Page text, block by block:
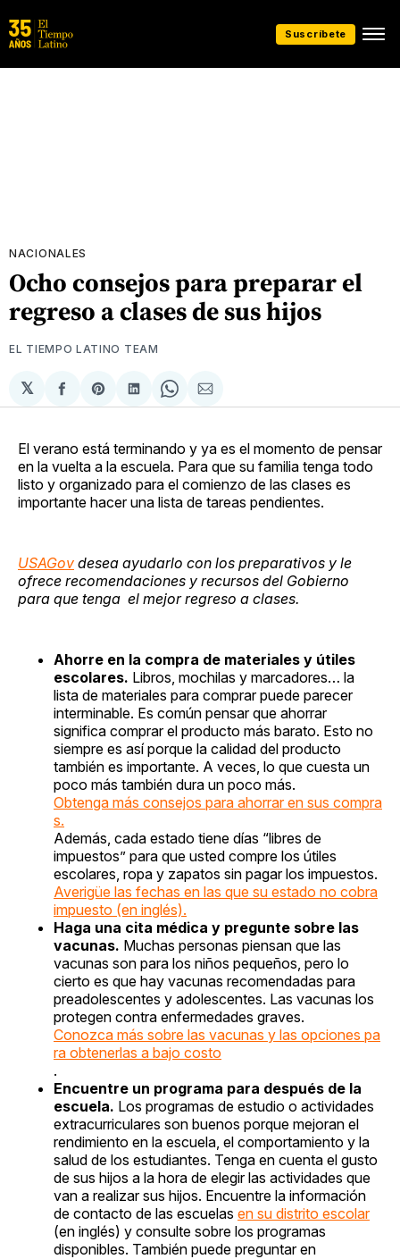
Suscríbete
NACIONALES
Ocho consejos para preparar el
regreso a clases de sus hijos
EL TIEMPO LATINO TEAM
𝕏
Compartir
en
Share
on
Compartir
en
Share
on
Compartir
via
El verano está terminando y ya es el momento de pensar
en la vuelta a la escuela. Para que su familia tenga todo
listo y organizado para el comienzo de las clases es
importante hacer una lista de tareas pendientes.
USAGov desea ayudarlo con los preparativos y le
ofrece recomendaciones y recursos del Gobierno
para que tenga el mejor regreso a clases.
Ahorre en la compra de materiales y útiles
escolares. Libros, mochilas y marcadores… la
lista de materiales para comprar puede parecer
interminable. Es común pensar que ahorrar
significa comprar el producto más barato. Esto no
siempre es así porque la calidad del producto
también es importante. A veces, lo que cuesta un
poco más también dura un poco más.
Obtenga más consejos para ahorrar en sus compra
s.
Además, cada estado tiene días “libres de
impuestos” para que usted compre los útiles
escolares, ropa y zapatos sin pagar los impuestos.
Averigüe las fechas en las que su estado no cobra
impuesto (en inglés).
Haga una cita médica y pregunte sobre las
vacunas. Muchas personas piensan que las
vacunas son para los niños pequeños, pero lo
cierto es que hay vacunas recomendadas para
preadolescentes y adolescentes. Las vacunas los
protegen contra enfermedades graves.
Conozca más sobre las vacunas y las opciones pa
ra obtenerlas a bajo costo
.
Encuentre un programa para después de la
escuela. Los programas de estudio o actividades
extracurriculares son buenos porque mejoran el
rendimiento en la escuela, el comportamiento y la
salud de los estudiantes. Tenga en cuenta el gusto
de sus hijos a la hora de elegir las actividades que
van a realizar sus hijos. Encuentre la información
de contacto de las escuelas en su distrito escolar
(en inglés) y consulte sobre los programas
disponibles. También puede preguntar en